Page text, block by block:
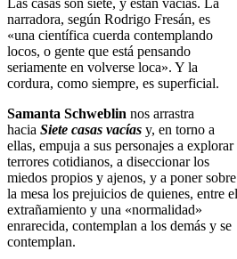
narradora, según Rodrigo Fresán, es
«una científica cuerda contemplando
locos, o gente que está pensando
seriamente en volverse loca». Y la
cordura, como siempre, es superficial.
Samanta Schweblin nos arrastra
hacia Siete casas vacías y, en torno a
ellas, empuja a sus personajes a explorar
terrores cotidianos, a diseccionar los
miedos propios y ajenos, y a poner sobre
la mesa los prejuicios de quienes, entre el
extrañamiento y una «normalidad»
enrarecida, contemplan a los demás y se
contemplan.